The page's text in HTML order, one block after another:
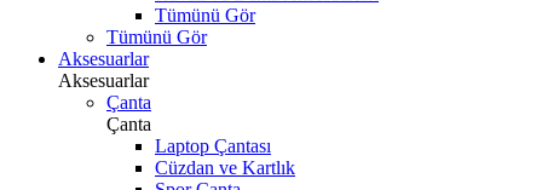
Tümünü Gör
Tümünü Gör
Aksesuarlar
Aksesuarlar
Çanta
Çanta
Laptop Çantası
Cüzdan ve Kartlık